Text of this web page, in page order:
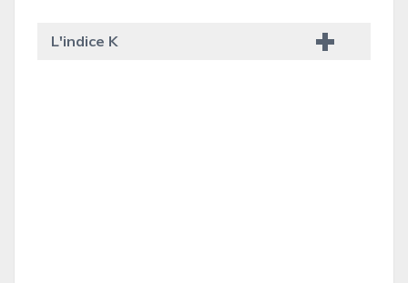
L'indice K